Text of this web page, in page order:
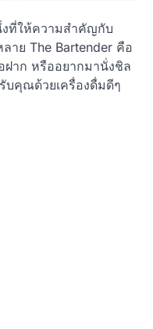
ที่ให้ความสำคัญกับ
าย The Bartender คือ
าก หรืออยากมานั่งชิล
บคุณด้วยเครื่องดื่มดีๆ